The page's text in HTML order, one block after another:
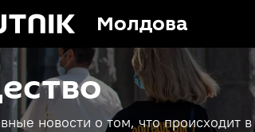
Молдова
новости о том, что